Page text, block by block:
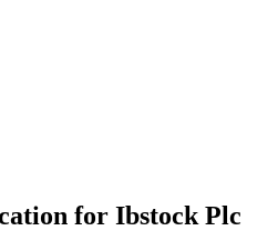
for Ibstock Plc